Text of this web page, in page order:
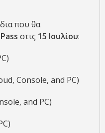
που θα
στις 15 Ιουλίου:
Console, and PC)
and PC)